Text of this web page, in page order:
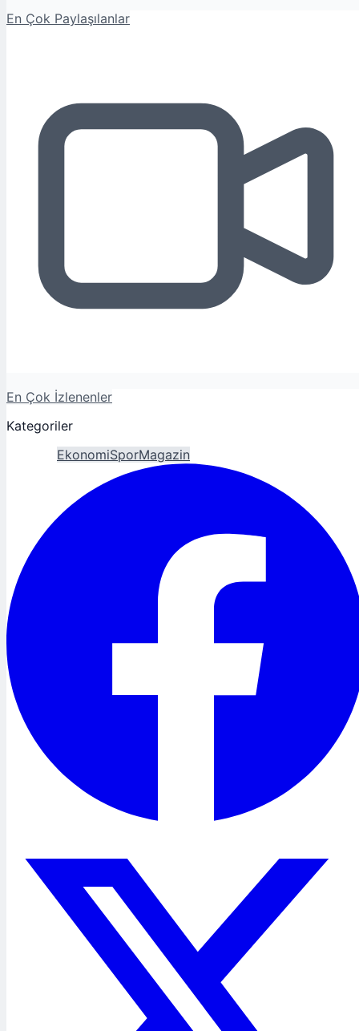
En Çok Paylaşılanlar
En Çok İzlenenler
Kategoriler
EkonomiSporMagazin